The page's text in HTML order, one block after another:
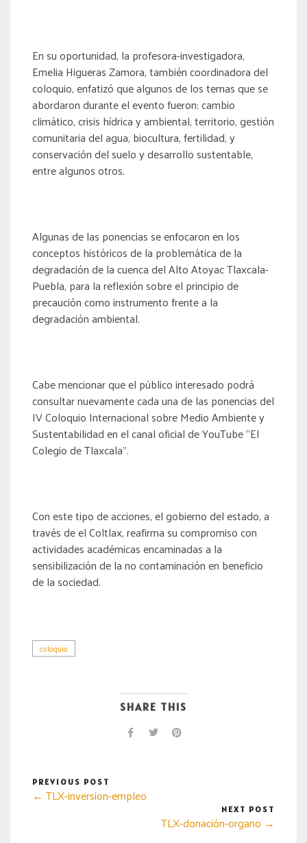
En su oportunidad, la profesora-investigadora,
Emelia Higueras Zamora, también coordinadora del
coloquio, enfatizó que algunos de los temas que se
abordaron durante el evento fueron: cambio
climático, crisis hídrica y ambiental, territorio, gestión
comunitaria del agua, biocultura, fertilidad, y
conservación del suelo y desarrollo sustentable,
entre algunos otros.
Algunas de las ponencias se enfocaron en los
conceptos históricos de la problemática de la
degradación de la cuenca del Alto Atoyac Tlaxcala-
Puebla, para la reflexión sobre el principio de
precaución como instrumento frente a la
degradación ambiental.
Cabe mencionar que el público interesado podrá
consultar nuevamente cada una de las ponencias del
IV Coloquio Internacional sobre Medio Ambiente y
Sustentabilidad en el canal oficial de YouTube “El
Colegio de Tlaxcala”.
Con este tipo de acciones, el gobierno del estado, a
través de el Coltlax, reafirma su compromiso con
actividades académicas encaminadas a la
sensibilización de la no contaminación en beneficio
de la sociedad.
coloquio
SHARE THIS
PREVIOUS POST
← TLX-inversion-empleo
NEXT POST
TLX-donación-organo →